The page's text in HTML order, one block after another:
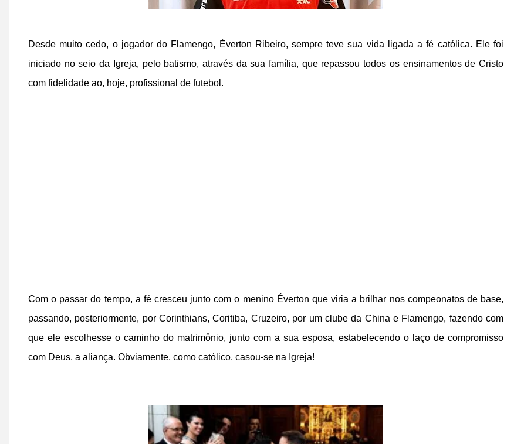
Desde muito cedo, o jogador do Flamengo, Éverton Ribeiro, sempre teve sua vida ligada a fé católica. Ele foi
iniciado no seio da Igreja, pelo batismo, através da sua família, que repassou todos os ensinamentos de Cristo
com fidelidade ao, hoje, profissional de futebol.
Com o passar do tempo, a fé cresceu junto com o menino Éverton que viria a brilhar nos compeonatos de base,
passando, posteriormente, por Corinthians, Coritiba, Cruzeiro, por um clube da China e Flamengo, fazendo com
que ele escolhesse o caminho do matrimônio, junto com a sua esposa, estabelecendo o laço de compromisso
com Deus, a aliança. Obviamente, como católico, casou-se na Igreja!